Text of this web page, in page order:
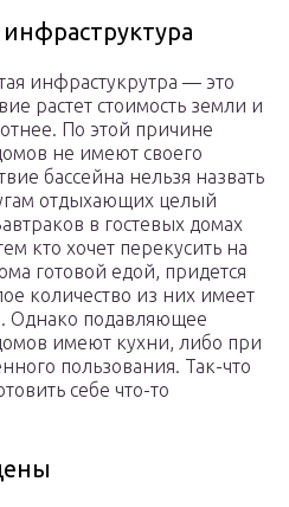
инфрастукрутра — это
растет стоимость земли и
По этой причине
не имеют своего
бассейна нельзя назвать
отдыхающих целый
в гостевых домах
кто хочет перекусить на
готовой едой, придется
количество из них имеет
Однако подавляющее
имеют кухни, либо при
пользования. Так-что
себе что-то